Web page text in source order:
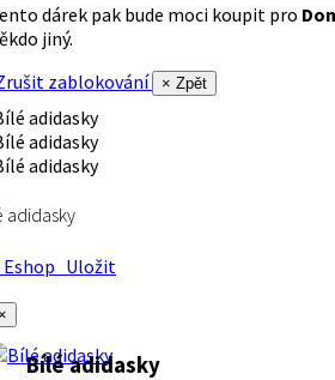
dárek pak bude moci koupit pro
jiný.
zablokování
× Zpět
adidasky
Uložit
Bílé adidasky